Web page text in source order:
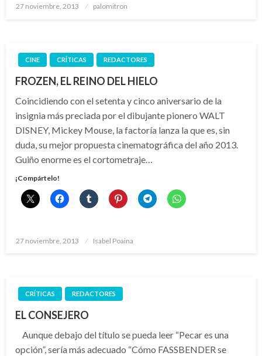
Publicado
27 noviembre, 2013 palomitron
CINE CRÍTICAS REDACTORES
FROZEN, EL REINO DEL HIELO
Coincidiendo con el setenta y cinco aniversario de la
insignia más preciada por el dibujante pionero WALT
DISNEY, Mickey Mouse, la factoría lanza la que es, sin
duda, su mejor propuesta cinematográfica del año 2013.
Guiño enorme es el cortometraje…
¡Compártelo!
Publicado
27 noviembre, 2013 Isabel Poaina
CRÍTICAS REDACTORES
EL CONSEJERO
Aunque debajo del título se pueda leer “Pecar es una
opción”, sería más adecuado “Cómo FASSBENDER se